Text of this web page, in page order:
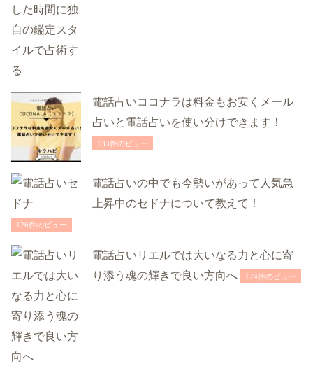
電話占いココナラは料金もお安くメール
占いと電話占いを使い分けできます！
133件のビュー
電話占いの中でも今勢いがあって人気急
上昇中のセドナについて教えて！
126件のビュー
電話占いリエルでは大いなる力と心に寄
り添う魂の輝きで良い方向へ
124件のビュー